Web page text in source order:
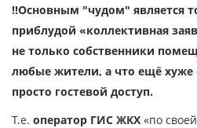
‼️Основным "чудом" является
приблудой «коллективная
не только собственники
любые жители, а что ещё хуже
просто гостевой доступ.
Т.е. оператор ГИС ЖКХ «по